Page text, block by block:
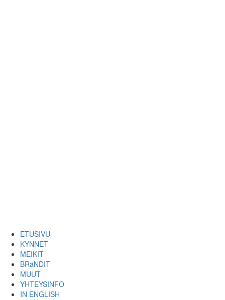
ETUSIVU
KYNNET
MEIKIT
BRäNDIT
MUUT
YHTEYSINFO
IN ENGLISH